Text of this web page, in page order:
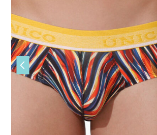
Vorige
slide